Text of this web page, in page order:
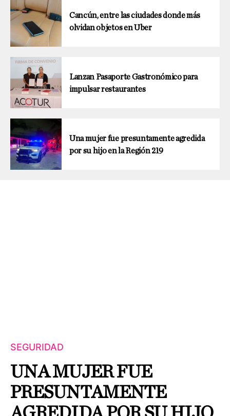
Cancún, entre las ciudades donde más
olvidan objetos en Uber
Lanzan Pasaporte Gastronómico para
impulsar restaurantes
Una mujer fue presuntamente agredida
por su hijo en la Región 219
SEGURIDAD
UNA MUJER FUE
PRESUNTAMENTE